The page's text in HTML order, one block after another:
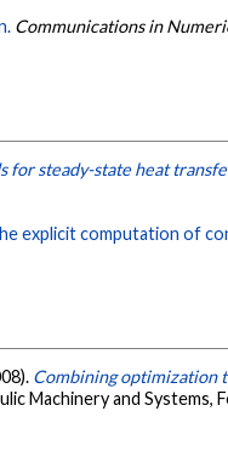
Communications in
for steady-state heat
explicit computation of
Combining optimization
Machinery and Systems,